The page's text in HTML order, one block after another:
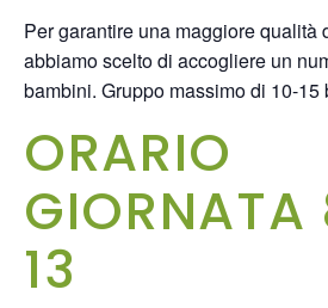
Per garantire una maggiore qualità
abbiamo scelto di accogliere un
bambini. Gruppo massimo di 10-15
ORARIO
13